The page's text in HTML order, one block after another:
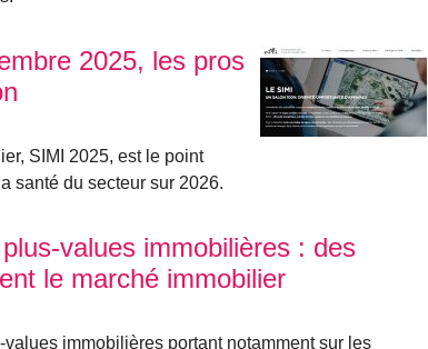
2025, les pros
SIMI 2025, est le point
santé du secteur sur 2026.
values immobilières : des
le marché immobilier
immobilières portant notamment sur les